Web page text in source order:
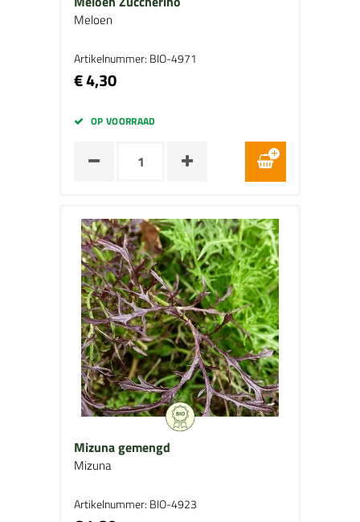
Meloen
Artikelnummer: BIO-4971
€ 4,30
OP VOORRAAD
Mizuna gemengd
Mizuna
Artikelnummer: BIO-4923